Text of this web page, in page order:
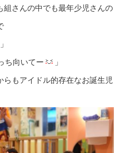
組さんの中でも最年少児さんの
」
ち向いてー 」
らもアイドル的存在なお誕生児